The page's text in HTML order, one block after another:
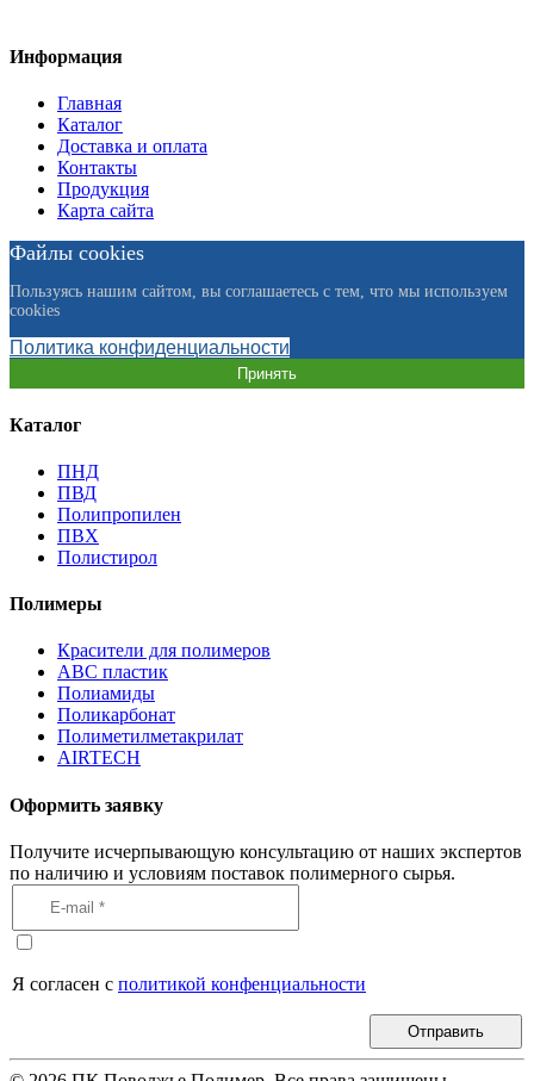
Информация
Главная
Каталог
Доставка и оплата
Контакты
Продукция
Карта сайта
Файлы cookies
Пользуясь нашим сайтом, вы соглашаетесь с тем, что мы используем
cookies
Политика конфиденциальности
Принять
Каталог
ПНД
ПВД
Полипропилен
ПВХ
Полистирол
Полимеры
Красители для полимеров
АВС пластик
Полиамиды
Поликарбонат
Полиметилметакрилат
AIRTECH
Оформить заявку
Получите исчерпывающую консультацию от наших экспертов
по наличию и условиям поставок полимерного сырья.
Я согласен с политикой конфенциальности
Отправить